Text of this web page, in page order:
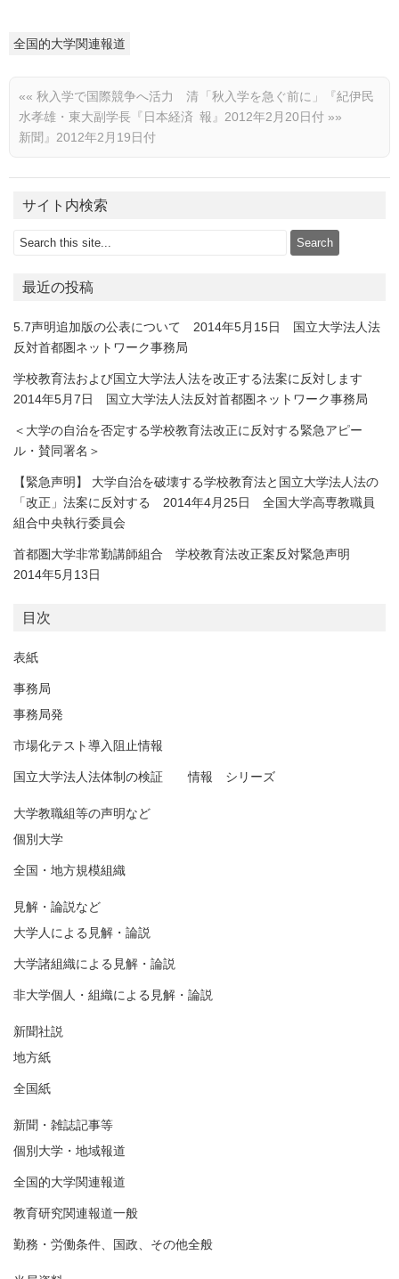
全国的大学関連報道
«« 秋入学で国際競争へ活力 清
水孝雄・東大副学長『日本経済
新聞』2012年2月19日付
「秋入学を急ぐ前に」『紀伊民
報』2012年2月20日付 »»
サイト内検索
最近の投稿
5.7声明追加版の公表について 2014年5月15日 国立大学法人法
反対首都圏ネットワーク事務局
学校教育法および国立大学法人法を改正する法案に反対します
2014年5月7日 国立大学法人法反対首都圏ネットワーク事務局
＜大学の自治を否定する学校教育法改正に反対する緊急アピー
ル・賛同署名＞
【緊急声明】 大学自治を破壊する学校教育法と国立大学法人法の
「改正」法案に反対する 2014年4月25日 全国大学高専教職員
組合中央執行委員会
首都圏大学非常勤講師組合 学校教育法改正案反対緊急声明
2014年5月13日
目次
表紙
事務局
事務局発
市場化テスト導入阻止情報
国立大学法人法体制の検証 情報 シリーズ
大学教職組等の声明など
個別大学
全国・地方規模組織
見解・論説など
大学人による見解・論説
大学諸組織による見解・論説
非大学個人・組織による見解・論説
新聞社説
地方紙
全国紙
新聞・雑誌記事等
個別大学・地域報道
全国的大学関連報道
教育研究関連報道一般
勤務・労働条件、国政、その他全般